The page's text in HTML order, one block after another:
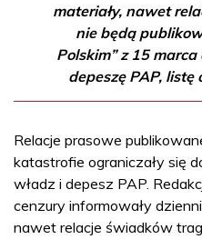
materiały, nawet
nie będą
Polskim” z 15
depeszę PAP,
Relacje prasowe
katastrofie ograniczały się
władz i depesz PAP.
cenzury informowały
nawet relacje świadków